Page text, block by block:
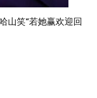
山笑“若她赢欢迎回